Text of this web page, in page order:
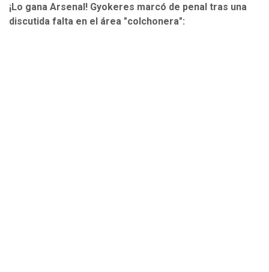
¡Lo gana Arsenal! Gyokeres marcó de penal tras una
discutida falta en el área "colchonera":